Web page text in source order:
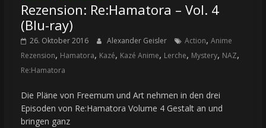
Rezension: Re:Hamatora – Vol. 4
(Blu-ray)
26. Oktober 2016 Alexander Geisler Action, Anime
Rezension, Hamatora, Kazé, Kazé Anime, Lerche, Mystery, NAZ,
Re:Hamatora
Die Pläne von Freemum und Art nehmen in den drei
Episoden von Re:Hamatora Volume 4 Gestalt an und
bringen ganz